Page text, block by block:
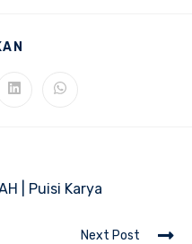
Opens
Opens
| Puisi Karya
Next Post